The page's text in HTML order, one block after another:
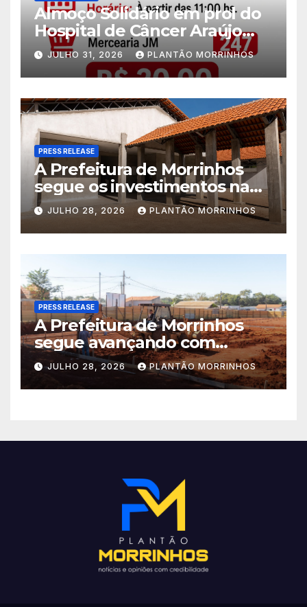
Almoço Solidário em prol do
Hospital de Câncer Araújo
Jorge é realizado no Jardim
América
JULHO 31, 2026 PLANTÃO MORRINHOS
PRESS RELEASE
A Prefeitura de Morrinhos
segue os investimentos na
educação. A obra da Escola
Municipal Eudóxio de
Figueiredo avança em ritmo
acelerado e já ganha forma.
JULHO 28, 2026 PLANTÃO MORRINHOS
PRESS RELEASE
A Prefeitura de Morrinhos
segue avançando com
importantes investimentos
no Setor Arca de Noé.
JULHO 28, 2026 PLANTÃO MORRINHOS